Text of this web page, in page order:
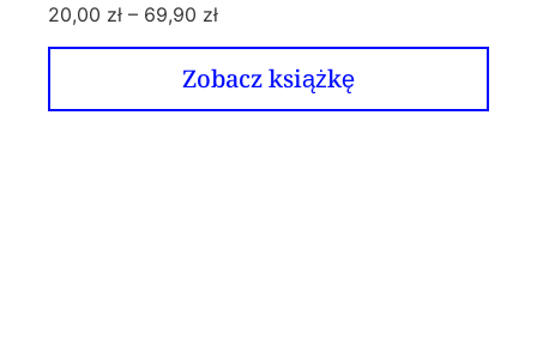
20,00 zł – 69,90 zł
Zobacz książkę